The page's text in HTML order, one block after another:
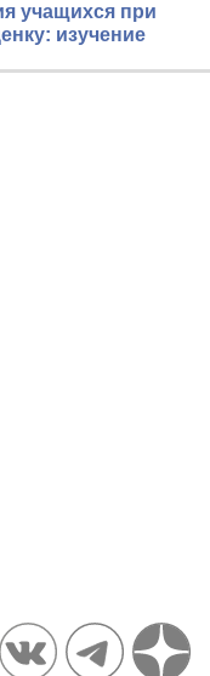
учащихся при
изучение